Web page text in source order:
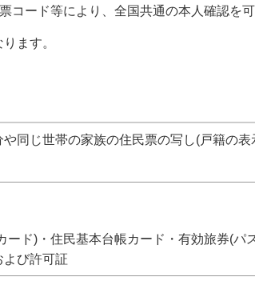
コード等により、全国共通の本人確認を
ます。
同じ世帯の家族の住民票の写し(戸籍の
ード)・住民基本台帳カード・有効旅券(パ
よび許可証